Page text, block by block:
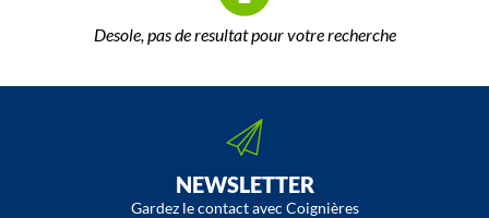
Desole, pas de resultat pour votre recherche
NEWSLETTER
Gardez le contact avec Coignières